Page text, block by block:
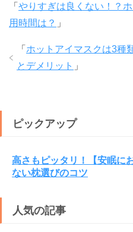
「 やりすぎは良くない！？
用時間は？ 」
「 ホットアイマスクは3種
とデメリット 」
ピックアップ
高さもピッタリ！【安眠に
ない枕選びのコツ
人気の記事